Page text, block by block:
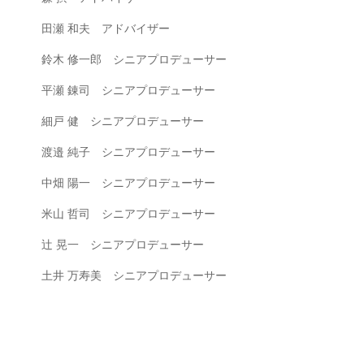
田瀬 和夫 アドバイザー
鈴木 修一郎 シニアプロデューサー
平瀬 錬司 シニアプロデューサー
細戸 健 シニアプロデューサー
渡邉 純子 シニアプロデューサー
中畑 陽一 シニアプロデューサー
米山 哲司 シニアプロデューサー
辻 晃一 シニアプロデューサー
土井 万寿美 シニアプロデューサー